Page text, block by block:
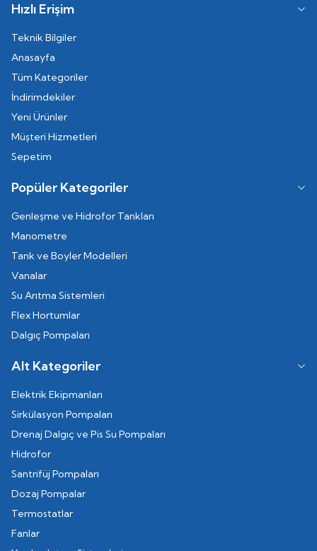
Hızlı Erişim
Teknik Bilgiler
Anasayfa
Tüm Kategoriler
İndirimdekiler
Yeni Ürünler
Müşteri Hizmetleri
Sepetim
Popüler Kategoriler
Genleşme ve Hidrofor Tankları
Manometre
Tank ve Boyler Modelleri
Vanalar
Su Arıtma Sistemleri
Flex Hortumlar
Dalgıç Pompaları
Alt Kategoriler
Elektrik Ekipmanları
Sirkülasyon Pompaları
Drenaj Dalgıç ve Pis Su Pompaları
Hidrofor
Santrifüj Pompaları
Dozaj Pompalar
Termostatlar
Fanlar